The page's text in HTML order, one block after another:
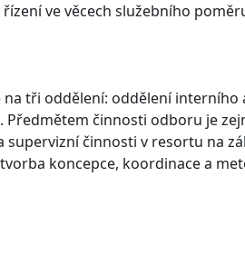
ve věcech služebního
tři oddělení: oddělení
činnosti odboru je
činnosti v resortu na
koncepce, koordinace a